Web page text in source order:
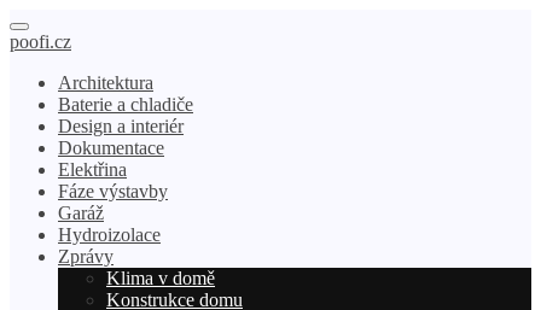
poofi.cz
Architektura
Baterie a chladiče
Design a interiér
Dokumentace
Elektřina
Fáze výstavby
Garáž
Hydroizolace
Zprávy
Klima v domě
Konstrukce domu